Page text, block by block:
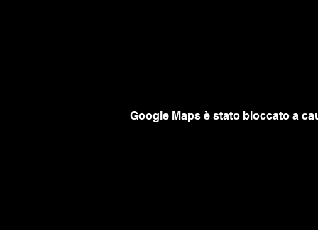
Google Maps è stato bloccato a